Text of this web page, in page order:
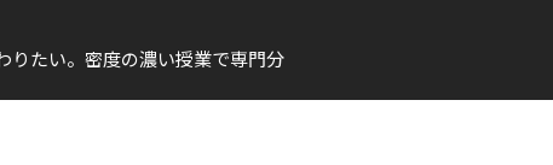
りたい。密度の濃い授業で専門分